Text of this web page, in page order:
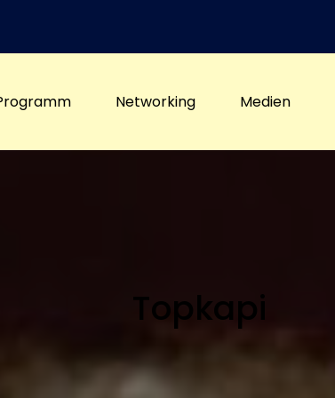
Networking Medien
Topkapi